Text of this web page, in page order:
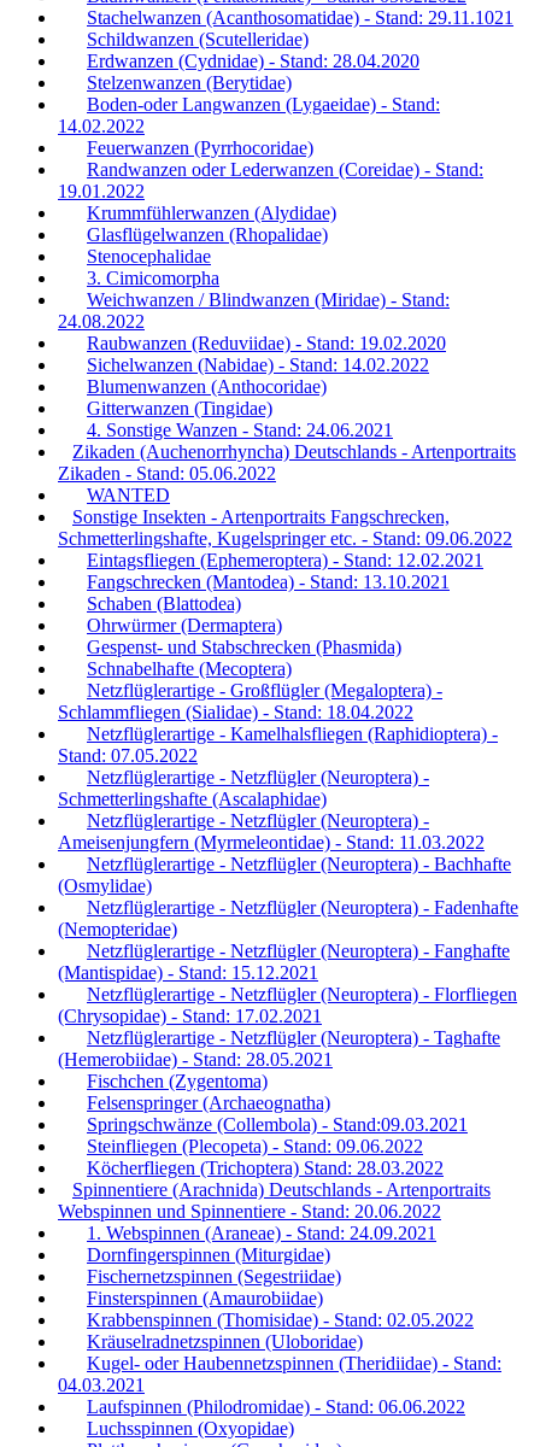
Stachelwanzen (Acanthosomatidae) - Stand: 29.11.1021
Schildwanzen (Scutelleridae)
Erdwanzen (Cydnidae) - Stand: 28.04.2020
Stelzenwanzen (Berytidae)
Boden-oder Langwanzen (Lygaeidae) - Stand:
14.02.2022
Feuerwanzen (Pyrrhocoridae)
Randwanzen oder Lederwanzen (Coreidae) - Stand:
19.01.2022
Krummfühlerwanzen (Alydidae)
Glasflügelwanzen (Rhopalidae)
Stenocephalidae
3. Cimicomorpha
Weichwanzen / Blindwanzen (Miridae) - Stand:
24.08.2022
Raubwanzen (Reduviidae) - Stand: 19.02.2020
Sichelwanzen (Nabidae) - Stand: 14.02.2022
Blumenwanzen (Anthocoridae)
Gitterwanzen (Tingidae)
4. Sonstige Wanzen - Stand: 24.06.2021
Zikaden (Auchenorrhyncha) Deutschlands - Artenportraits
Zikaden - Stand: 05.06.2022
WANTED
Sonstige Insekten - Artenportraits Fangschrecken,
Schmetterlingshafte, Kugelspringer etc. - Stand: 09.06.2022
Eintagsfliegen (Ephemeroptera) - Stand: 12.02.2021
Fangschrecken (Mantodea) - Stand: 13.10.2021
Schaben (Blattodea)
Ohrwürmer (Dermaptera)
Gespenst- und Stabschrecken (Phasmida)
Schnabelhafte (Mecoptera)
Netzflüglerartige - Großflügler (Megaloptera) -
Schlammfliegen (Sialidae) - Stand: 18.04.2022
Netzflüglerartige - Kamelhalsfliegen (Raphidioptera) -
Stand: 07.05.2022
Netzflüglerartige - Netzflügler (Neuroptera) -
Schmetterlingshafte (Ascalaphidae)
Netzflüglerartige - Netzflügler (Neuroptera) -
Ameisenjungfern (Myrmeleontidae) - Stand: 11.03.2022
Netzflüglerartige - Netzflügler (Neuroptera) - Bachhafte
(Osmylidae)
Netzflüglerartige - Netzflügler (Neuroptera) - Fadenhafte
(Nemopteridae)
Netzflüglerartige - Netzflügler (Neuroptera) - Fanghafte
(Mantispidae) - Stand: 15.12.2021
Netzflüglerartige - Netzflügler (Neuroptera) - Florfliegen
(Chrysopidae) - Stand: 17.02.2021
Netzflüglerartige - Netzflügler (Neuroptera) - Taghafte
(Hemerobiidae) - Stand: 28.05.2021
Fischchen (Zygentoma)
Felsenspringer (Archaeognatha)
Springschwänze (Collembola) - Stand:09.03.2021
Steinfliegen (Plecopeta) - Stand: 09.06.2022
Köcherfliegen (Trichoptera) Stand: 28.03.2022
Spinnentiere (Arachnida) Deutschlands - Artenportraits
Webspinnen und Spinnentiere - Stand: 20.06.2022
1. Webspinnen (Araneae) - Stand: 24.09.2021
Dornfingerspinnen (Miturgidae)
Fischernetzspinnen (Segestriidae)
Finsterspinnen (Amaurobiidae)
Krabbenspinnen (Thomisidae) - Stand: 02.05.2022
Kräuselradnetzspinnen (Uloboridae)
Kugel- oder Haubennetzspinnen (Theridiidae) - Stand:
04.03.2021
Laufspinnen (Philodromidae) - Stand: 06.06.2022
Luchsspinnen (Oxyopidae)